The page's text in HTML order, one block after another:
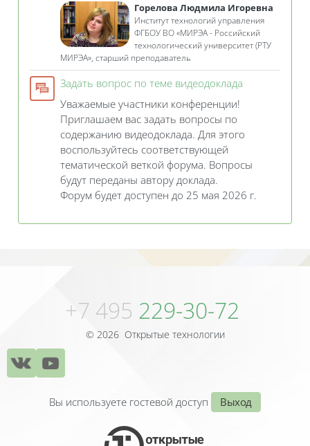
Горелова Людмила Игоревна
Институт технологий управления
ФГБОУ ВО «МИРЭА - Российский
технологический университет (РТУ
МИРЭА», старший преподаватель
Задать вопрос по теме видеодоклада
Уважаемые участники конференции!
Приглашаем вас задать вопросы по
содержанию видеодоклада. Для этого
воспользуйтесь соответствующей
тематической веткой форума. Вопросы
будут переданы автору доклада.
Форум будет доступен до 25 мая 2026 г.
+7 495 229-30-72
© 2026 Открытые технологии
Вы используете гостевой доступ Выход